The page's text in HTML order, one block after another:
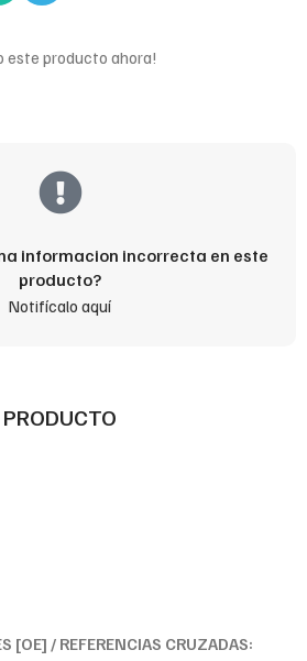
este producto ahora!
informacion incorrecta en este
producto?
Notifícalo aquí
[OE] / REFERENCIAS CRUZADAS: